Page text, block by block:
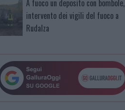
A fuoco un deposito con bombole,
intervento dei vigili del fuoco a
Rudalza